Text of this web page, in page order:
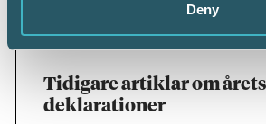
Deny
Tidigare artiklar om årets
deklarationer